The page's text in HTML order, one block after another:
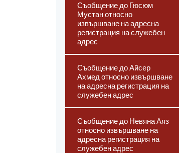
Съобщение до Гюсюм
Мустан относно
извършване на адресна
регистрация на служебен
адрес
Съобщение до Айсер
Ахмед относно извършване
на адресна регистрация на
служебен адрес
Съобщение до Невяна Аяз
относно извършване на
адресна регистрация на
служебен адрес